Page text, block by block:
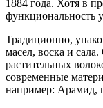
1884 года. Хотя в
функциональность
Традиционно,
масел, воска и
растительных
современные
например: Арамид,